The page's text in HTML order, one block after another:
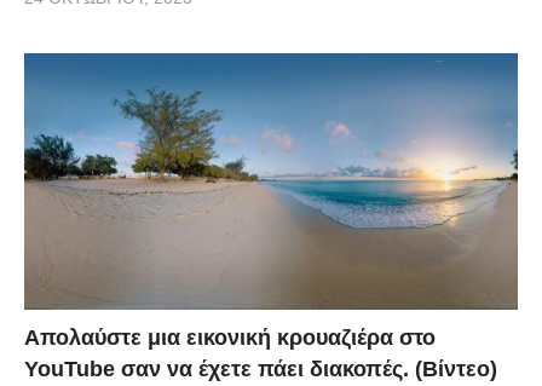
Απολαύστε μια εικονική κρουαζιέρα στο
YouTube σαν να έχετε πάει διακοπές. (Βίντεο)